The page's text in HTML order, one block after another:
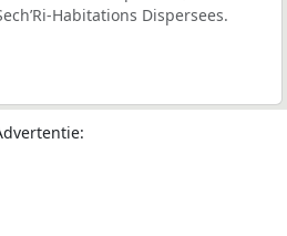
Habitations Dispersees.